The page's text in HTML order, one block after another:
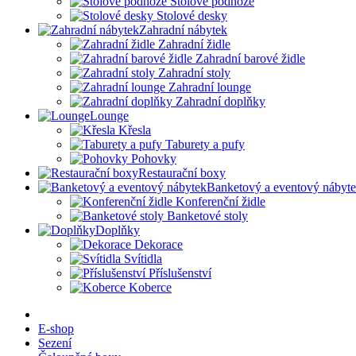
Stolové desky
Zahradní nábytek
Zahradní židle
Zahradní barové židle
Zahradní stoly
Zahradní lounge
Zahradní doplňky
Lounge
Křesla
Taburety a pufy
Pohovky
Restaurační boxy
Banketový a eventový
Konferenční židle
Banketové stoly
Doplňky
Dekorace
Svítidla
Příslušenství
Koberce
E-shop
Sezení